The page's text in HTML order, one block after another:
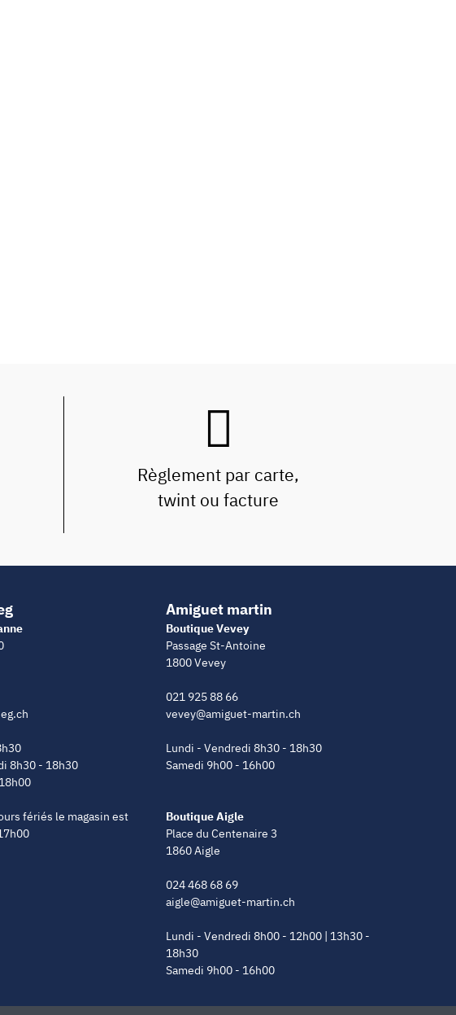
Règlement par carte,
twint ou facture
8h30 - 18h30
fériés le magasin est
Amiguet martin
Boutique Vevey
Passage St-Antoine
1800 Vevey
021 925 88 66
vevey@amiguet-martin.ch
Lundi - Vendredi 8h30 - 18h30
Samedi 9h00 - 16h00
Boutique Aigle
Place du Centenaire 3
1860 Aigle
024 468 68 69
aigle@amiguet-martin.ch
Lundi - Vendredi 8h00 - 12h00 | 13h30 -
18h30
Samedi 9h00 - 16h00